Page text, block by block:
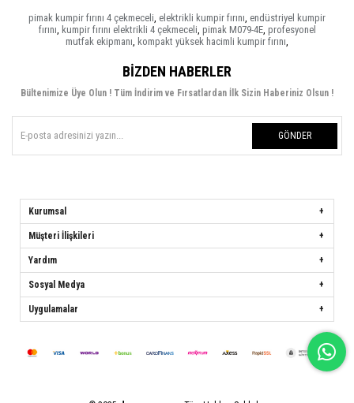
pimak kumpir fırını 4 çekmeceli elektrikli kumpir fırını endüstriyel kumpir
fırını kumpir fırını elektrikli 4 çekmeceli pimak M079-4E, profesyonel
mutfak ekipmanı kompakt yüksek hacimli kumpir fırını
BIZDEN HABERLER
Bültenimize Üye Olun ! Tüm İndirim ve Fırsatlardan İlk Sizin Haberiniz Olsun !
GÖNDER
Kurumsal
Müşteri İlişkileri
Yardım
Sosyal Medya
Uygulamalar